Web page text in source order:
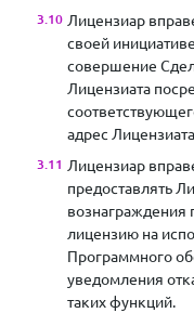
Лицензиар
своей
совершение
Лицензиата
адрес
Лицензиар
предоставлять
вознаграждения
лицензию на
Программного
уведомления
таких функций.